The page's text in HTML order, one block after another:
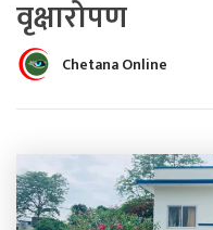
वृक्षारोपण
Chetana Online